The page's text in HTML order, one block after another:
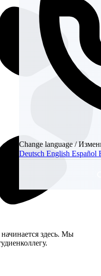
Change language /
DeutschEnglishEspañol
здесь. Мы